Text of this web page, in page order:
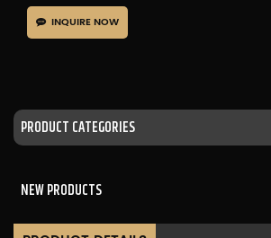
INQUIRE NOW
PRODUCT CATEGORIES
NEW PRODUCTS